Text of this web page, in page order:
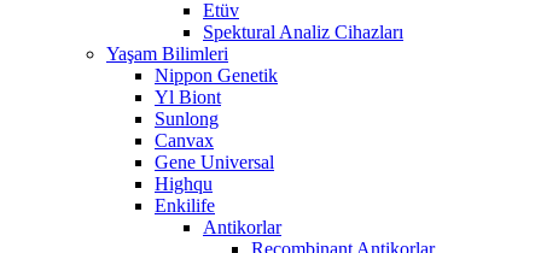
Etüv
Spektural Analiz Cihazları
Yaşam Bilimleri
Nippon Genetik
Yl Biont
Sunlong
Canvax
Gene Universal
Highqu
Enkilife
Antikorlar